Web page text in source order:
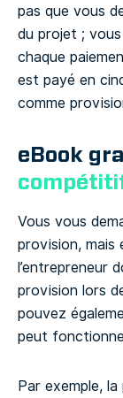
pas que vous
du projet ;
chaque
est payé en
comme
eBook
Vous vous
provision, mais
l’entrepreneur
provision lors
pouvez
peut
Par exemple,